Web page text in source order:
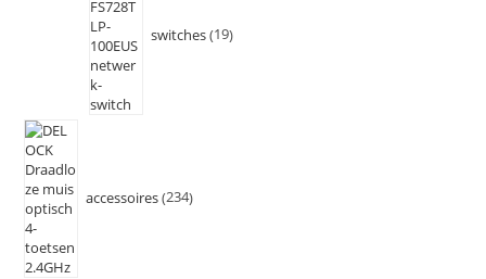
switches 19
accessoires 234